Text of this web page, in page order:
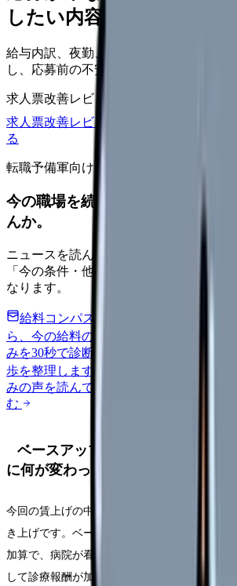
したい内容に直せます
給与内訳、夜勤、休日、教育、職場の正
し、応募前の不安を減らす求人票へ改善
求人票改善レビュー
求人票改善レビューの見積もりを依頼
る
転職予備軍向け
今の職場を続けるか、条件を比べ
んか。
ニュースを読んで不安が強くなった時は
「今の条件・他の選択肢・相談先」を分
なります。
給料コンパスで比較する
地域・経験
ら、今の給料の現在地を確認できます。
みを30秒で診断
辞めるべきか迷う前に
歩を整理します。
匿名掲示板
みの声を読んで、今の職場だけの問題か
む
ベースアップ評価料が2〜3倍に
に何が変わったか
今回の賃上げの中核となるのが 「ベースアッ
き上げです。ベースアップ評価料とは、2024
加算で、病院が看護師等の基本給を引き上げ
して診療報酬が加算される仕組みです。